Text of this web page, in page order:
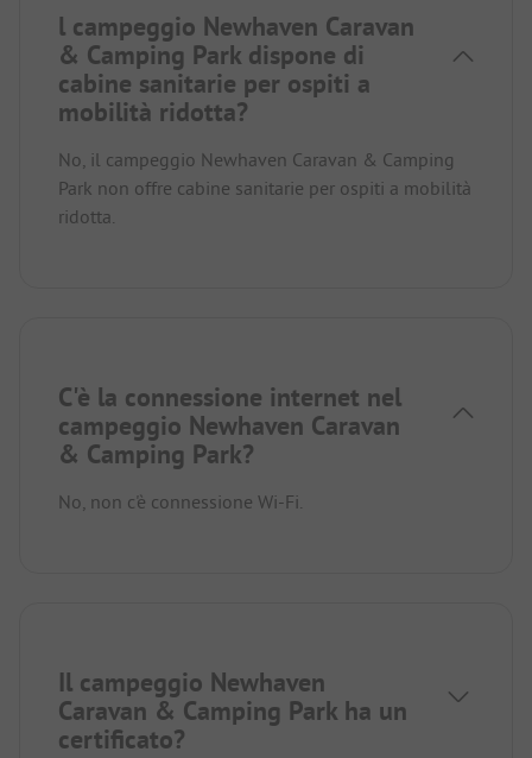
l campeggio Newhaven Caravan
& Camping Park dispone di
cabine sanitarie per ospiti a
mobilità ridotta?
No, il campeggio Newhaven Caravan & Camping
Park non offre cabine sanitarie per ospiti a mobilità
ridotta.
C'è la connessione internet nel
campeggio Newhaven Caravan
& Camping Park?
No, non c'è connessione Wi-Fi.
Il campeggio Newhaven
Caravan & Camping Park ha un
certificato?